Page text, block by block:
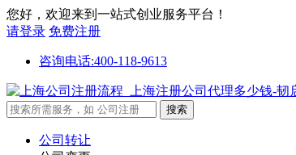
您好，欢迎来到一站式创业服务平台！
请登录 免费注册
咨询电话:400-118-9613
公司转让